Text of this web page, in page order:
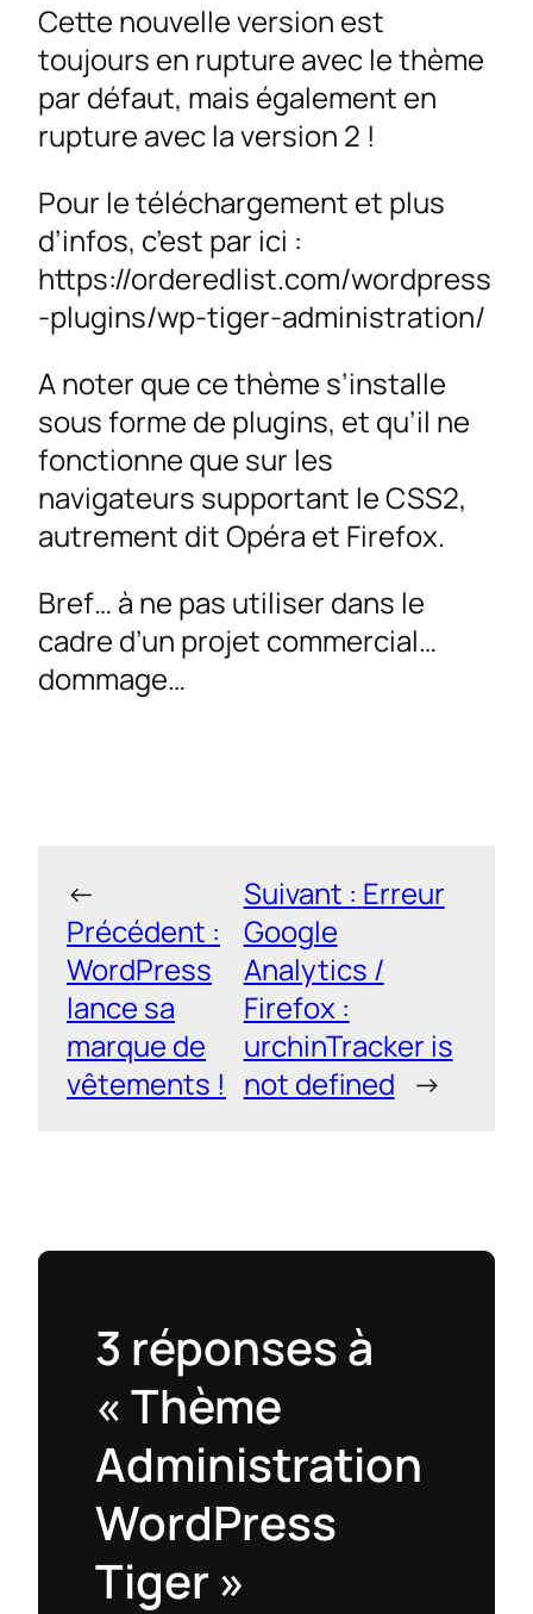
Cette nouvelle version est
toujours en rupture avec le thème
par défaut, mais également en
rupture avec la version 2 !
Pour le téléchargement et plus
d’infos, c’est par ici :
https://orderedlist.com/wordpress
-plugins/wp-tiger-administration/
A noter que ce thème s’installe
sous forme de plugins, et qu’il ne
fonctionne que sur les
navigateurs supportant le CSS2,
autrement dit Opéra et Firefox.
Bref… à ne pas utiliser dans le
cadre d’un projet commercial…
dommage…
←
Précédent :
WordPress
lance sa
marque de
vêtements !
Suivant : Erreur
Google
Analytics /
Firefox :
urchinTracker is
not defined →
3 réponses à
« Thème
Administration
WordPress
Tiger »